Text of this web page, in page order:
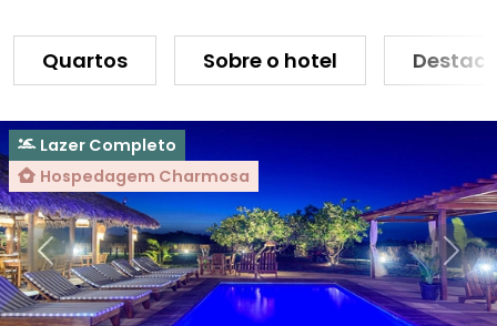
Quartos Sobre o hotel
Anterior
Lazer Completo
Hospedagem Charmosa